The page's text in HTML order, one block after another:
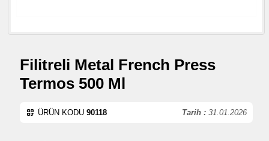
Filitreli Metal French Press
Termos 500 Ml
Tarih : 31.01.2026
ÜRÜN KODU 90118